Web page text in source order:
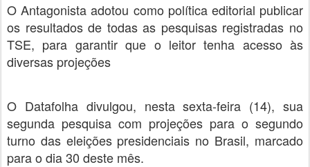
O Antagonista adotou como política editorial publicar
os resultados de todas as pesquisas registradas no
TSE, para garantir que o leitor tenha acesso às
diversas projeções
O Datafolha divulgou, nesta sexta-feira (14), sua
segunda pesquisa com projeções para o segundo
turno das eleições presidenciais no Brasil, marcado
para o dia 30 deste mês.